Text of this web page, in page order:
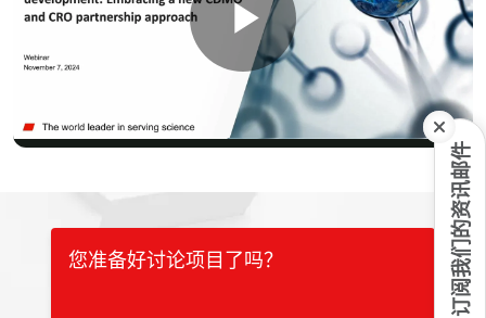
订阅我们的资讯邮件
Play
Video
您准备好讨论项目了吗？